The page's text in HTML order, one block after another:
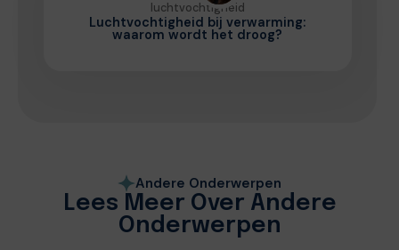
luchtvochtigheid
Luchtvochtigheid bij verwarming:
waarom wordt het droog?
Andere Onderwerpen
Lees Meer Over Andere
Onderwerpen